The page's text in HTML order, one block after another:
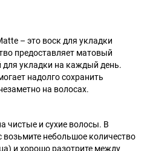
– это воск для укладки
предоставляет матовый
укладки на каждый день.
надолго сохранить
на волосах.
чистые и сухие волосы. В
небольшое количество
и хорошо разотрите между